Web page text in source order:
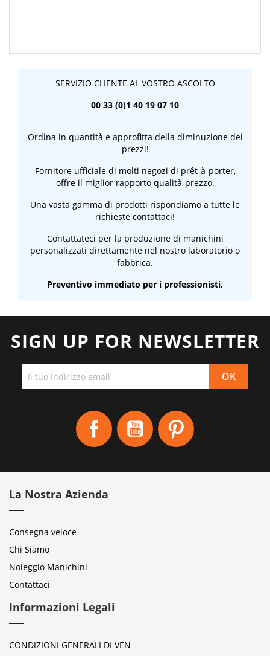
SERVIZIO CLIENTE AL VOSTRO ASCOLTO
00 33 (0)1 40 19 07 10
Ordina in quantità e approfitta della diminuzione dei
prezzi!
Fornitore ufficiale di molti negozi di prêt-à-porter,
offre il miglior rapporto qualità-prezzo.
Una vasta gamma di prodotti rispondiamo a tutte le
richieste contattaci!
Contattateci per la produzione di manichini
personalizzati direttamente nel nostro laboratorio o
fabbrica.
Preventivo immediato per i professionisti.
SIGN UP FOR NEWSLETTER
Facebook YouTube
La Nostra Azienda
Consegna veloce
Chi Siamo
Noleggio Manichini
Contattaci
Informazioni Legali
CONDIZIONI GENERALI DI VEN